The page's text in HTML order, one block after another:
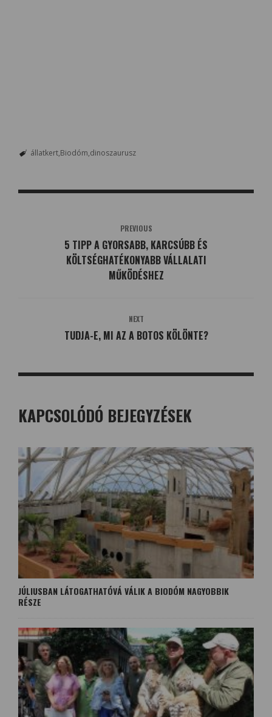
állatkert Biodóm dinoszaurusz
PREVIOUS
5 TIPP A GYORSABB, KARCSÚBB ÉS
KÖLTSÉGHATÉKONYABB VÁLLALATI
MŰKÖDÉSHEZ
NEXT
TUDJA-E, MI AZ A BOTOS KÖLÖNTE?
KAPCSOLÓDÓ BEJEGYZÉSEK
JÚLIUSBAN LÁTOGATHATÓVÁ VÁLIK A BIODÓM NAGYOBBIK
RÉSZE